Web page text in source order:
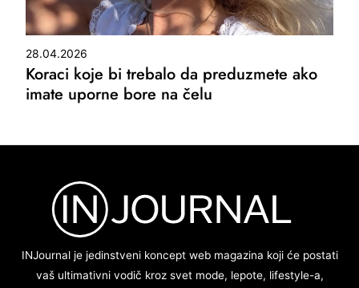
28.04.2026
Koraci koje bi trebalo da preduzmete ako
imate uporne bore na čelu
INJournal je jedinstveni koncept web magazina koji će postati
vaš ultimativni vodič kroz svet mode, lepote, lifestyle-a,